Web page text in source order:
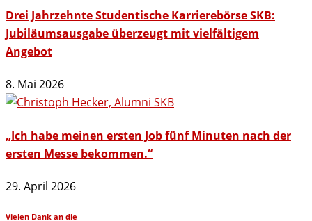
Drei Jahrzehnte Studentische Karrierebörse SKB:
Jubiläumsausgabe überzeugt mit vielfältigem
Angebot
8. Mai 2026
„Ich habe meinen ersten Job fünf Minuten nach der
ersten Messe bekommen.“
29. April 2026
Vielen Dank an die